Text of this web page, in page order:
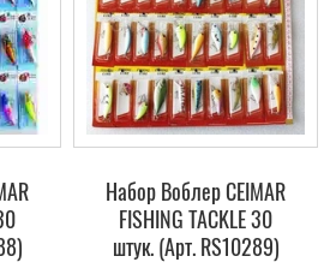
Набор Воблер CEIMAR
FISHING TACKLE 30
штук. (Арт. RS10289)